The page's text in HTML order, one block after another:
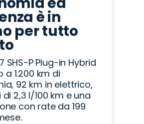
è in
per tutto
SHS-P Plug-in Hybrid
a 1.200 km di
92 km in elettrico,
2,3 l/100 km e una
con rate da 199